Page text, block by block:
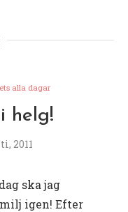
alla dagar
helg!
2011
ska jag
igen! Efter